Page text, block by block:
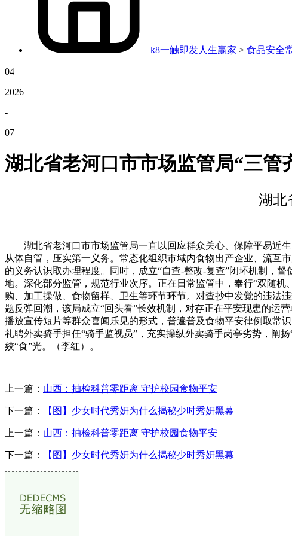
k8一触即发人生赢家 > 食品安全
04
2026
-
07
湖北省老河口市市场监管局“三管
湖北
湖北省老河口市市场监管局一直以回应群众关心、保障平易近生
从体自管，压实第一义务。常态化组织市域内食物出产企业、流互
的义务认识取办理程度。同时，成立“自查-整改-复查”闭环机制，
地。深化部分监管，规范行业次序。正在日常监管中，奉行“双随
购、加工操做、食物留样、卫生等环节环节。对查抄中发觉的违法
题反弹回潮，该局成立“回头看”长效机制，对存正在平安现患的运
播放宣传短片等群众喜闻乐见的形式，普遍普及食物平安律例取常
礼聘外卖骑手担任“骑手监视员”，充实操纵外卖骑手岗亭劣势，阐
姣“食”光。（李红）。
上一篇： 山西：抽检科普零距离 守护校园食物平安
下一篇： 【图】少女时代秀妍为什么揭秘少时秀妍黑幕
上一篇： 山西：抽检科普零距离 守护校园食物平安
下一篇： 【图】少女时代秀妍为什么揭秘少时秀妍黑幕